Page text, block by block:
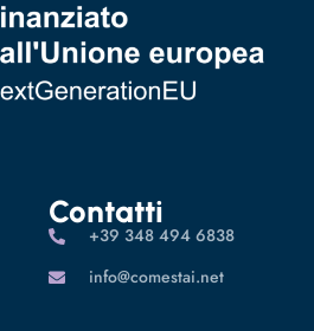
Contatti
‪+39 348 494 6838
info@comestai.net